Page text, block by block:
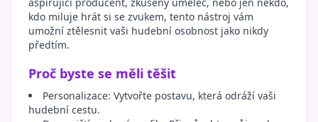
kdo miluje hrát si se zvukem, tento nástroj vám
umožní ztělesnit vaši hudební osobnost jako nikdy
předtím.
Proč byste se měli těšit
Personalizace: Vytvořte postavu, která odráží vaši
hudební cestu.